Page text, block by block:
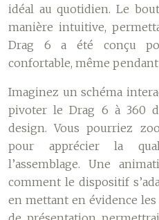
idéal au quotidien. Le
manière intuitive,
Drag 6 a été conçu
confortable, même
Imaginez un schéma
pivoter le Drag 6 à 360
design. Vous pourriez
pour apprécier la
l’assemblage. Une
comment le dispositif
en mettant en évidence